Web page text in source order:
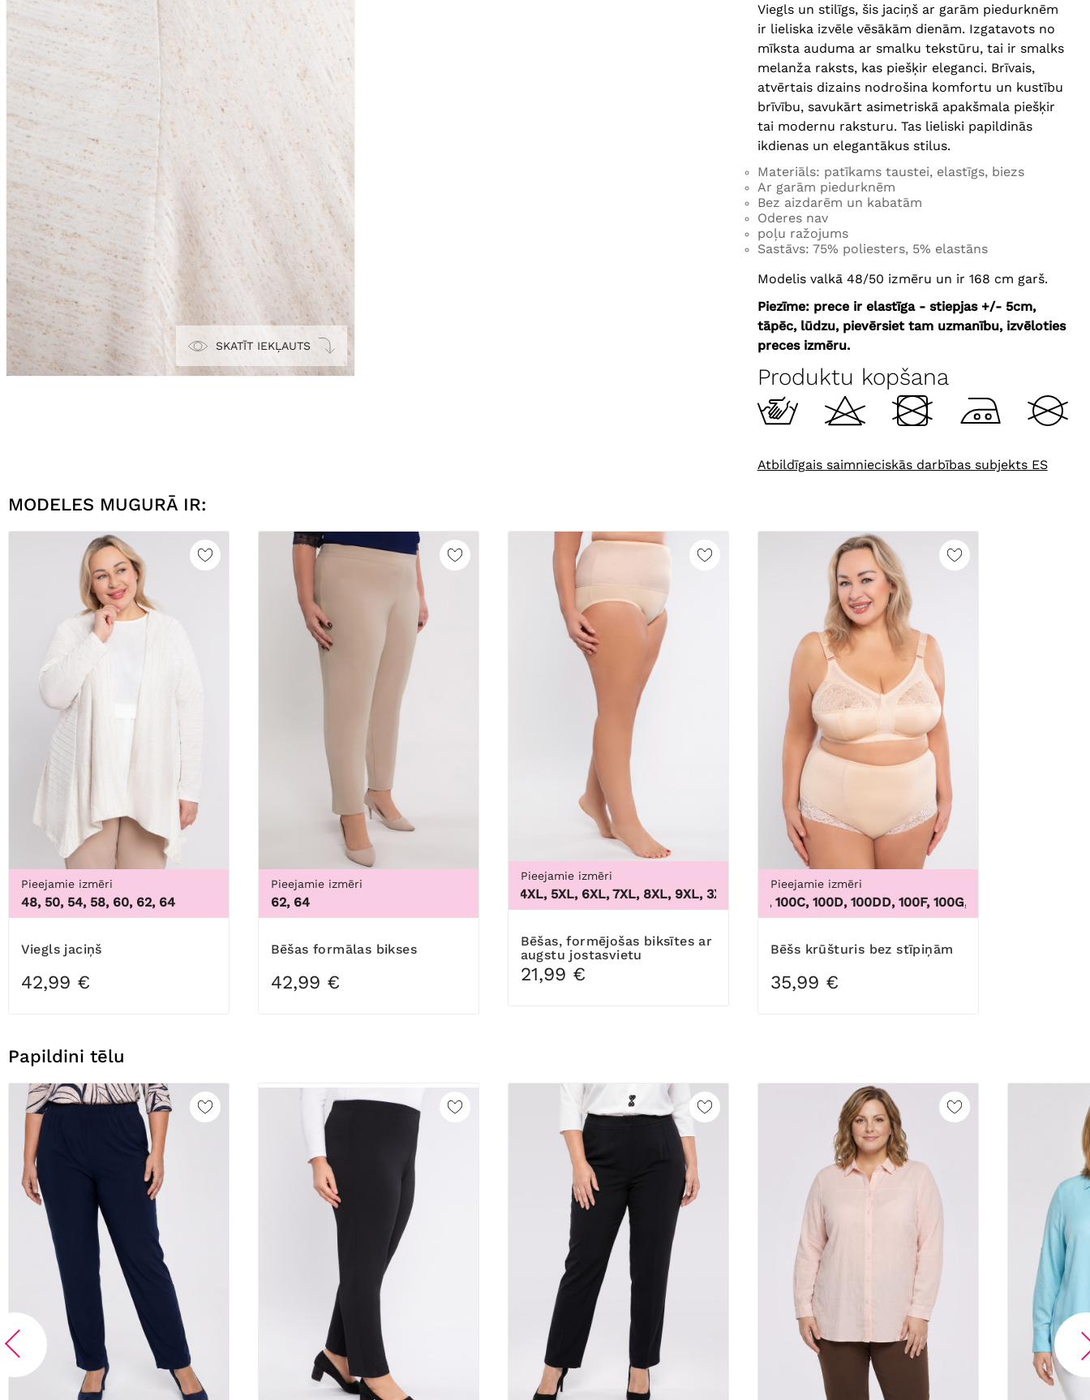
SKATĪT IEKĻAUTS
garums 48 cm, Bicepss 62 cm
Viegls un stilīgs, šis jaciņš ar garām piedurknēm
ir lieliska izvēle vēsākām dienām. Izgatavots no
mīksta auduma ar smalku tekstūru, tai ir smalks
melanža raksts, kas piešķir eleganci. Brīvais,
atvērtais dizains nodrošina komfortu un kustību
brīvību, savukārt asimetriskā apakšmala piešķir
tai modernu raksturu. Tas lieliski papildinās
ikdienas un elegantākus stilus.
Materiāls: patīkams taustei, elastīgs, biezs
Ar garām piedurknēm
Bez aizdarēm un kabatām
Oderes nav
poļu ražojums
Sastāvs: 75% poliesters, 5% elastāns
Modelis valkā 48/50 izmēru un ir 168 cm garš.
Piezīme: prece ir elastīga - stiepjas +/- 5cm,
tāpēc, lūdzu, pievērsiet tam uzmanību, izvēloties
preces izmēru.
Produktu kopšana
Atbildīgais saimnieciskās darbības subjekts ES
MODELES MUGURĀ IR:
Pieejamie izmēri
48, 50, 54, 58, 60, 62, 64
Viegls jaciņš
42,99 €
Pieejamie izmēri
62, 64
Bēšas formālas bikses
42,99 €
Pieejamie izmēri
3XL, 4XL, 5XL, 6XL, 7XL, 8XL, 9XL,3XL, 4XL, 5XL, 6XL, 7XL, 8XL, 9XL
Bēšas, formējošas biksītes ar
augstu jostasvietu
21,99 €
Pieejamie izmēri
100B, 100C, 100D, 100DD, 100F, 100G, 100H, 100I, 100J,
Bēšs krūšturis bez stīpiņām
35,99 €
Papildini tēlu